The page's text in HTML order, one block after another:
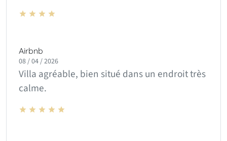
Airbnb
08 / 04 / 2026
Villa agréable, bien situé dans un endroit très
calme.